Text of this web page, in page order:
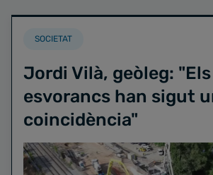
SOCIETAT
Jordi Vilà, geòleg: "Els
esvorancs han sigut
coincidència"